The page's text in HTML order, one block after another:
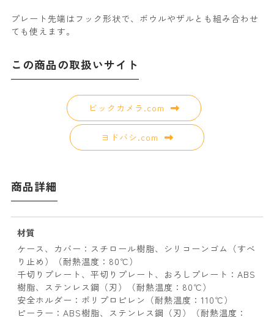
プレート先端はフック形状で、ボウルやザルとも組み合わせ
ても使えます。
この商品の取扱いサイト
ビックカメラ.com
ヨドバシ.com
商品詳細
材質
ケース、カバー：スチロール樹脂、シリコーンゴム（すべ
り止め）（耐熱温度：80℃）
千切りプレート、平切りプレート、おろしプレート：ABS
樹脂、ステンレス鋼（刃）（耐熱温度：80℃）
安全ホルダー：ポリプロピレン（耐熱温度：110℃）
ピーラー：ABS樹脂、ステンレス鋼（刃）（耐熱温度：